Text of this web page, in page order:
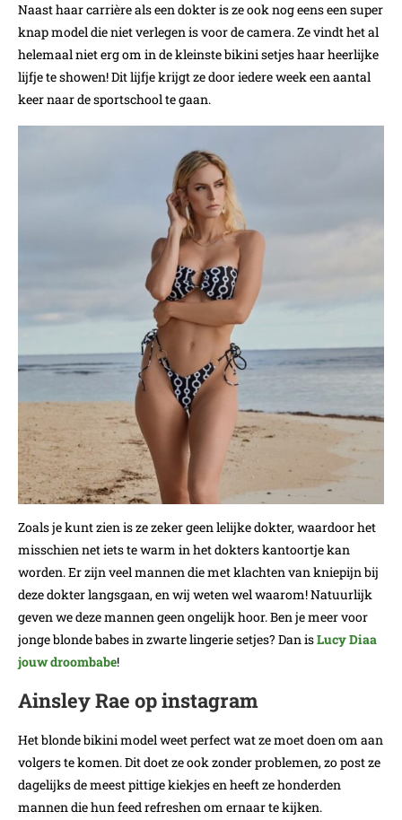
Naast haar carrière als een dokter is ze ook nog eens een super
knap model die niet verlegen is voor de camera. Ze vindt het al
helemaal niet erg om in de kleinste bikini setjes haar heerlijke
lijfje te showen! Dit lijfje krijgt ze door iedere week een aantal
keer naar de sportschool te gaan.
Zoals je kunt zien is ze zeker geen lelijke dokter, waardoor het
misschien net iets te warm in het dokters kantoortje kan
worden. Er zijn veel mannen die met klachten van kniepijn bij
deze dokter langsgaan, en wij weten wel waarom! Natuurlijk
geven we deze mannen geen ongelijk hoor. Ben je meer voor
jonge blonde babes in zwarte lingerie setjes? Dan isLucy Diaa
jouw droombabe!
Ainsley Rae op instagram
Het blonde bikini model weet perfect wat ze moet doen om aan
volgers te komen. Dit doet ze ook zonder problemen, zo post ze
dagelijks de meest pittige kiekjes en heeft ze honderden
mannen die hun feed refreshen om ernaar te kijken.